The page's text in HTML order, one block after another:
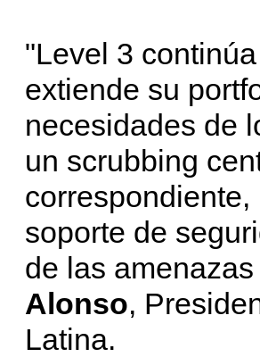
"Level 3
extiende su
necesidades de
un scrubbing
soporte de
de las
Alonso,
Latina.